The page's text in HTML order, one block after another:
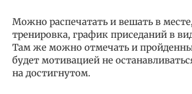
Можно распечатать и вешать в
тренировка, график приседаний в
Там же можно отмечать и
будет мотивацией не
на достигнутом.